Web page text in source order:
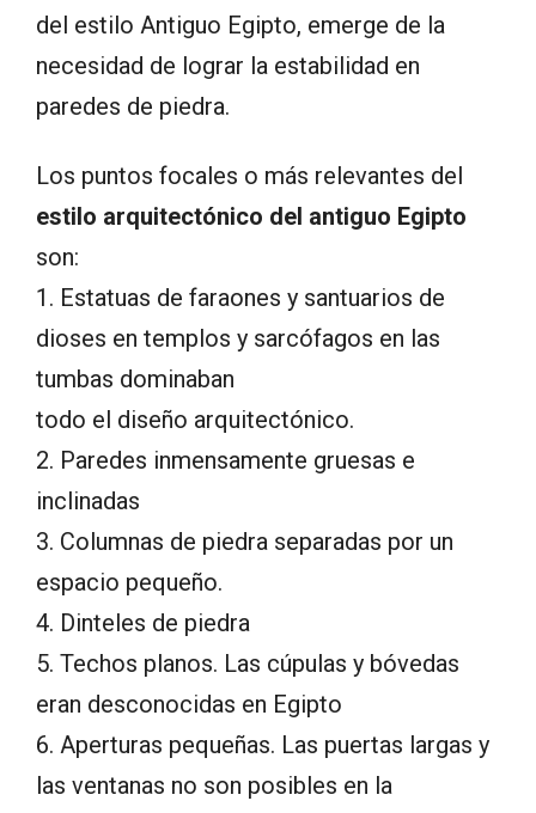
del estilo Antiguo Egipto, emerge de la
necesidad de lograr la estabilidad en
paredes de piedra.
Los puntos focales o más relevantes del
estilo arquitectónico del antiguo Egipto
son:
1. Estatuas de faraones y santuarios de
dioses en templos y sarcófagos en las
tumbas dominaban
todo el diseño arquitectónico.
2. Paredes inmensamente gruesas e
inclinadas
3. Columnas de piedra separadas por un
espacio pequeño.
4. Dinteles de piedra
5. Techos planos. Las cúpulas y bóvedas
eran desconocidas en Egipto
6. Aperturas pequeñas. Las puertas largas y
las ventanas no son posibles en la